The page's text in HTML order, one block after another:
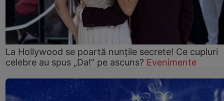
La Hollywood se poartă nunțile secrete! Ce cupluri
celebre au spus „Da!” pe ascuns? Evenimente